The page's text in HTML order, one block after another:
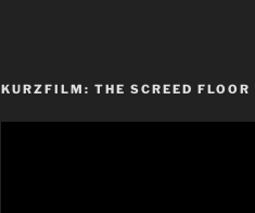
KURZFILM: THE SCREED FLOOR